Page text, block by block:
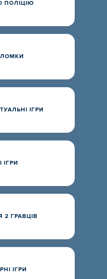
ПОЛІЦІЮ
ІГРИ
ІГРИ
2 ГРАВЦІВ
ІГРИ